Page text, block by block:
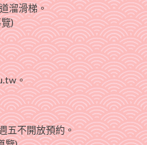
溜滑梯。
)
。
五不開放預約。